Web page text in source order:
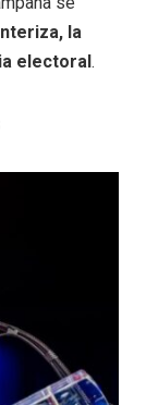
la
electoral .